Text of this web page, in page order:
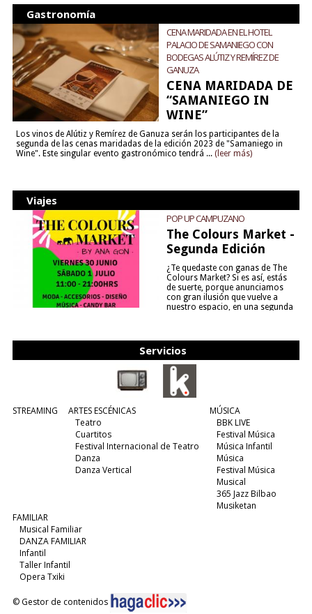
Gastronomía
CENA MARIDADA EN EL HOTEL
PALACIO DE SAMANIEGO CON
BODEGAS ALÚTIZ Y REMÍREZ DE
GANUZA
CENA MARIDADA DE
“SAMANIEGO IN
WINE”
Los vinos de Alútiz y Remírez de Ganuza serán los participantes de la
segunda de las cenas maridadas de la edición 2023 de "Samaniego in
Wine". Este singular evento gastronómico tendrá ... (leer más)
Viajes
POP UP CAMPUZANO
The Colours Market -
Segunda Edición
¿Te quedaste con ganas de The
Colours Market? Si es así, estás
de suerte, porque anunciamos
con gran ilusión que vuelve a
nuestro espacio, en una segunda
Servicios
STREAMING
ARTES ESCÉNICAS
Teatro
Cuartitos
Festival Internacional de Teatro
Danza
Danza Vertical
MÚSICA
BBK LIVE
Festival Música
Música Infantil
Música
Festival Música
Musical
365 Jazz Bilbao
Musiketan
FAMILIAR
Musical Familiar
DANZA FAMILIAR
Infantil
Taller Infantil
Opera Txiki
© Gestor de contenidos